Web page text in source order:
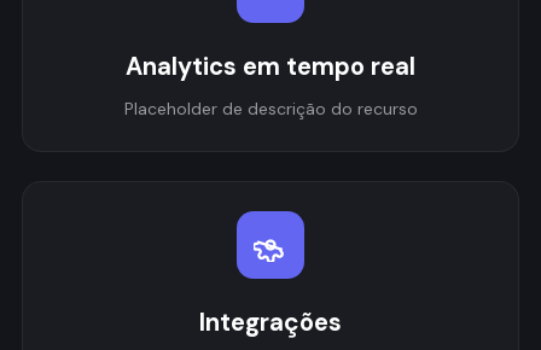
Analytics em tempo real
Placeholder de descrição do recurso
Integrações